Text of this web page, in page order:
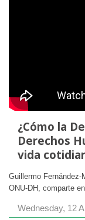
¿Cómo la
Derechos
vida
Guillermo
ONU-DH, comparte
Wednesday, 12